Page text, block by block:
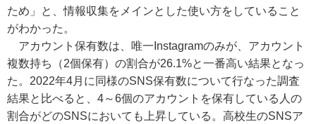
ため」と、情報収集をメインとした使い方をしていること
がわかった。
アカウント保有数は、唯一Instagramのみが、アカウント
複数持ち（2個保有）の割合が26.1%と一番高い結果となっ
た。2022年4月に同様のSNS保有数について行なった調査
結果と比べると、4～6個のアカウントを保有している人の
割合がどのSNSにおいても上昇している。高校生のSNSア